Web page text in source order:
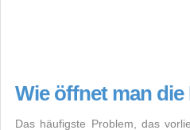
Wie öffnet man die
Das häufigste Problem, das